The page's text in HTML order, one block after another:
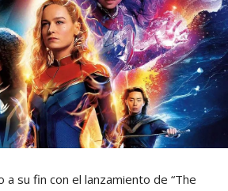
a su fin con el lanzamiento de “The